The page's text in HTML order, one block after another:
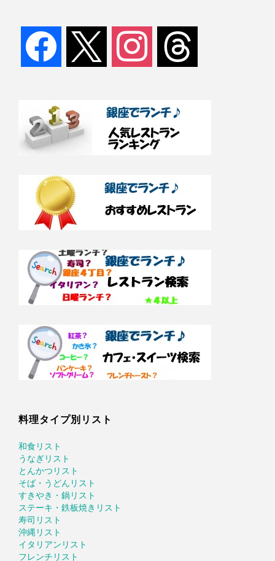
facebook instagram threads
料理タイプ別リスト
和食リスト
うなぎリスト
とんかつリスト
そば・うどんリスト
すきやき・鍋リスト
ステーキ・鉄板焼きリスト
寿司リスト
沖縄リスト
イタリアンリスト
フレンチリスト